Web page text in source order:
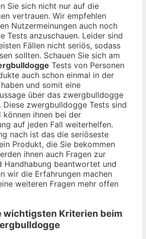
Sie sich nicht nur auf die
vertrauen. Wir empfehlen
Nutzermeinungen auch noch
Tests anzuschauen. Leider sind
Fällen nicht seriös, sodass
sollten. Schauen Sie sich am
Tests von Personen
auch schon einmal in der
und somit eine
über das zwergbulldogge
zwergbulldogge Tests sind
können ihnen bei der
auf jeden Fall weiterhelfen.
nach ist das die seriöseste
Produkt, die Sie bekommen
ihnen auch Fragen zur
Handhabung beantwortet und
wir die Erfahrungen machen
weiteren Fragen mehr offen
wichtigsten Kriterien beim